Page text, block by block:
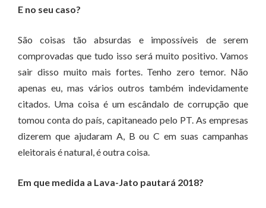
E no seu caso?
São coisas tão absurdas e impossíveis de serem
comprovadas que tudo isso será muito positivo. Vamos
sair disso muito mais fortes. Tenho zero temor. Não
apenas eu, mas vários outros também indevidamente
citados. Uma coisa é um escândalo de corrupção que
tomou conta do país, capitaneado pelo PT. As empresas
dizerem que ajudaram A, B ou C em suas campanhas
eleitorais é natural, é outra coisa.
Em que medida a Lava-Jato pautará 2018?